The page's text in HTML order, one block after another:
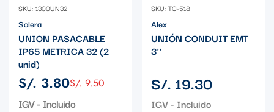
SKU: 1300UN32
Solera
UNION PASACABLE
IP65 METRICA 32 (2
unid)
Precio
de
S/. 3.80
Precio
regular
S/. 9.50
IGV - Incluido
SKU: TC-518
Alex
UNIÓN CONDUIT EMT
3''
Precio
regular
S/. 19.30